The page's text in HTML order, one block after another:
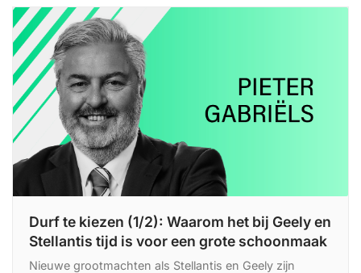
Durf te kiezen (1/2): Waarom het bij Geely en
Stellantis tijd is voor een grote schoonmaak
Nieuwe grootmachten als Stellantis en Geely zijn